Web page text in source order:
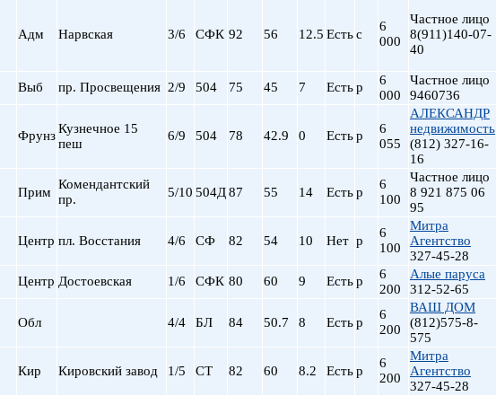
Нарвская
Обводный Канал
Озерки
Петроградская
пл. Ал. Невского
пл. Ленина
Политехническая
пр. Ветеранов
Адм Нарвская 3/6 СФК 92 56 12.5 Естьс
6
000
Частное лицо
8(911)140-07-
40
Выб пр. Просвещения 2/9 504 75 45 7 Естьр
6
000
Частное лицо
9460736
ФрунзКузнечное 15
пеш
6/9 504 78 42.9 0 Естьр
6
055
АЛЕКСАНДР
недвижимость
(812) 327-16-
16
Прим
Комендантский
пр.
5/10 504Д87 55 14 Естьр
6
100
Частное лицо
8 921 875 06
95
Центр пл. Восстания 4/6 СФ 82 54 10 Нет р
6
100
Митра
Агентство
327-45-28
Центр Достоевская 1/6 СФК 80 60 9 Естьр
6
200
Алые паруса
312-52-65
Обл 4/4 БЛ 84 50.7 8 Естьр
6
200
ВАШ ДОМ
(812)575-8-
575
Кир Кировский завод 1/5 СТ 82 60 8.2 Естьр
6
200
Митра
Агентство
327-45-28